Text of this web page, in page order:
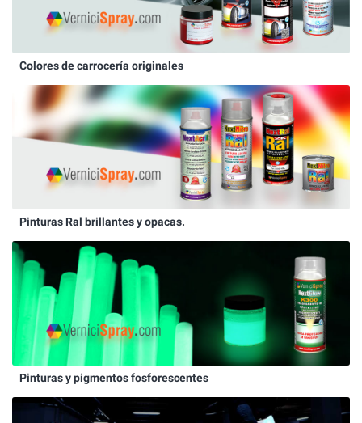
Colores de carrocería originales
Pinturas Ral brillantes y opacas.
Pinturas y pigmentos fosforescentes